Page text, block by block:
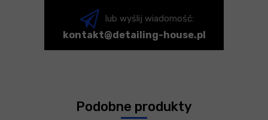
lub wyślij wiadomość:
kontakt@detailing-house.pl
Podobne produkty